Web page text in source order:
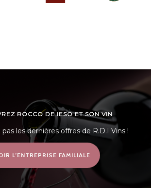
ROCCO DE IESO ET SON VIN
les dernières offres de R.D.I Vins !
L’ENTREPRISE FAMILIALE